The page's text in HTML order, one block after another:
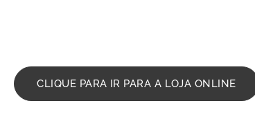
CLIQUE PARA IR PARA A LOJA ONLINE